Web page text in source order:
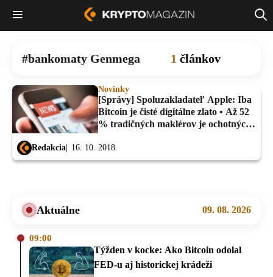
bankomaty Genmega 1 článkov
Novinky
[Správy] Spoluzakladateľ Apple: Iba
Bitcoin je čisté digitálne zlato • Až 52
% tradičných maklérov je ochotných
Redakcia 16. 10. 2018
Aktuálne 09. 08. 2026
09:00
Týžden v kocke: Ako Bitcoin odolal
FED-u aj historickej krádeži